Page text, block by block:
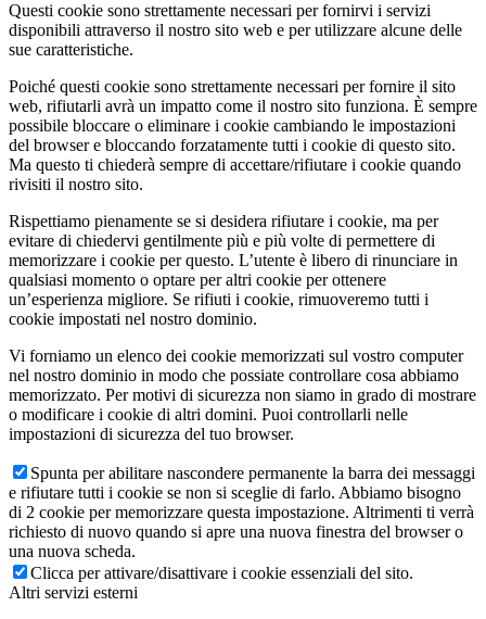
Questi cookie sono strettamente necessari per fornirvi i servizi
disponibili attraverso il nostro sito web e per utilizzare alcune delle
sue caratteristiche.
Poiché questi cookie sono strettamente necessari per fornire il sito
web, rifiutarli avrà un impatto come il nostro sito funziona. È sempre
possibile bloccare o eliminare i cookie cambiando le impostazioni
del browser e bloccando forzatamente tutti i cookie di questo sito.
Ma questo ti chiederà sempre di accettare/rifiutare i cookie quando
rivisiti il nostro sito.
Rispettiamo pienamente se si desidera rifiutare i cookie, ma per
evitare di chiedervi gentilmente più e più volte di permettere di
memorizzare i cookie per questo. L’utente è libero di rinunciare in
qualsiasi momento o optare per altri cookie per ottenere
un’esperienza migliore. Se rifiuti i cookie, rimuoveremo tutti i
cookie impostati nel nostro dominio.
Vi forniamo un elenco dei cookie memorizzati sul vostro computer
nel nostro dominio in modo che possiate controllare cosa abbiamo
memorizzato. Per motivi di sicurezza non siamo in grado di mostrare
o modificare i cookie di altri domini. Puoi controllarli nelle
impostazioni di sicurezza del tuo browser.
Spunta per abilitare nascondere permanente la barra dei messaggi
e rifiutare tutti i cookie se non si sceglie di farlo. Abbiamo bisogno
di 2 cookie per memorizzare questa impostazione. Altrimenti ti verrà
richiesto di nuovo quando si apre una nuova finestra del browser o
una nuova scheda.
Clicca per attivare/disattivare i cookie essenziali del sito.
Altri servizi esterni